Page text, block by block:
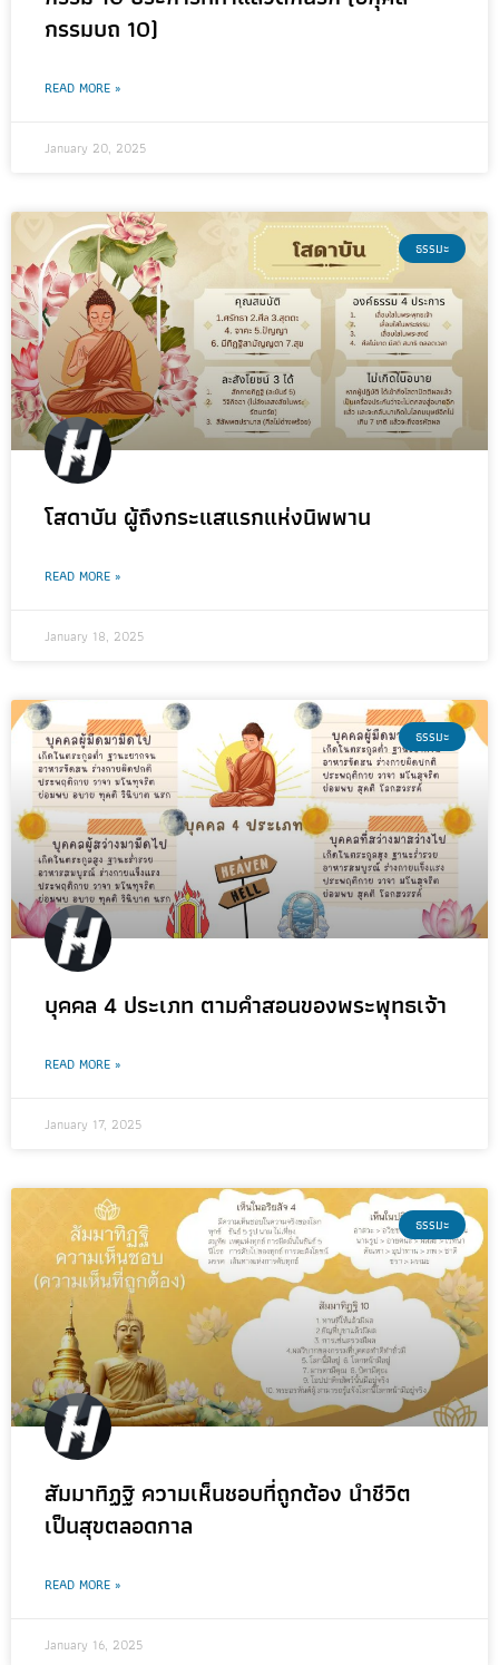
กรรมบถ 10)
READ MORE »
January 20, 2025
ธรรมะ
โสดาบัน ผู้ถึงกระแสแรกแห่งนิพพาน
READ MORE »
January 18, 2025
ธรรมะ
บุคคล 4 ประเภท ตามคำสอนของพระพุทธเจ้า
READ MORE »
January 17, 2025
ธรรมะ
สัมมาทิฏฐิ ความเห็นชอบที่ถูกต้อง นำชีวิต
เป็นสุขตลอดกาล
READ MORE »
January 16, 2025